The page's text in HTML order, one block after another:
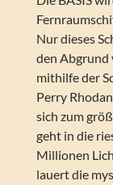
Nur dieses
den Abgrund
mithilfe der
Perry
sich zum
geht in die
Millionen
lauert die